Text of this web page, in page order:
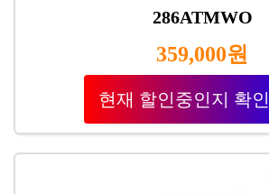
286ATMWO
359,000원
현재 할인중인지 확